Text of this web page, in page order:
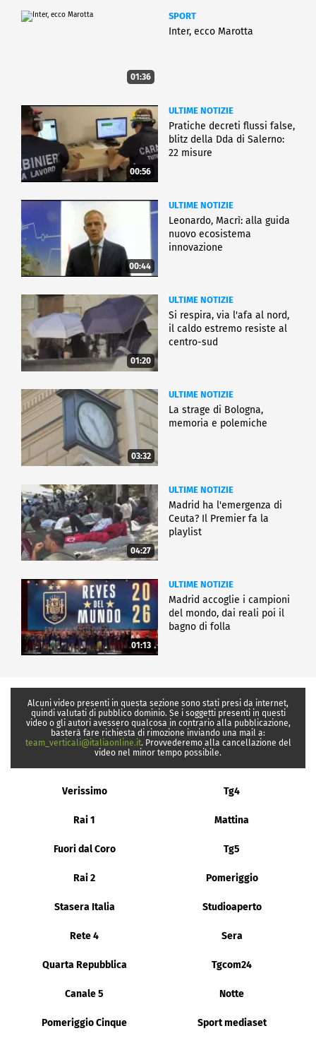
01:36
SPORT
Inter, ecco Marotta
00:56
ULTIME NOTIZIE
Pratiche decreti flussi false,
blitz della Dda di Salerno:
22 misure
00:44
ULTIME NOTIZIE
Leonardo, Macrì: alla guida
nuovo ecosistema
innovazione
01:20
ULTIME NOTIZIE
Si respira, via l'afa al nord,
il caldo estremo resiste al
centro-sud
03:32
ULTIME NOTIZIE
La strage di Bologna,
memoria e polemiche
04:27
ULTIME NOTIZIE
Madrid ha l'emergenza di
Ceuta? Il Premier fa la
playlist
01:13
ULTIME NOTIZIE
Madrid accoglie i campioni
del mondo, dai reali poi il
bagno di folla
Alcuni video presenti in questa sezione sono stati presi da internet,
quindi valutati di pubblico dominio. Se i soggetti presenti in questi
video o gli autori avessero qualcosa in contrario alla pubblicazione,
basterà fare richiesta di rimozione inviando una mail a:
team_verticali@italiaonline.it. Provvederemo alla cancellazione del
video nel minor tempo possibile.
Verissimo Tg4
Rai 1 Mattina
Fuori dal Coro Tg5
Rai 2 Pomeriggio
Stasera Italia Studioaperto
Rete 4 Sera
Quarta Repubblica Tgcom24
Canale 5 Notte
Pomeriggio Cinque Sport mediaset